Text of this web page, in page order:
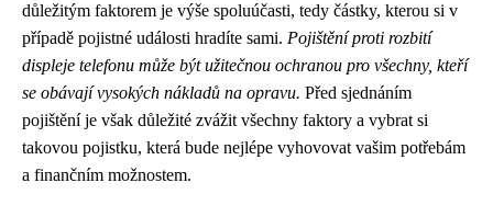
důležitým faktorem je výše spoluúčasti, tedy částky, kterou si v
případě pojistné události hradíte sami. Pojištění proti rozbití
displeje telefonu může být užitečnou ochranou pro všechny, kteří
se obávají vysokých nákladů na opravu. Před sjednáním
pojištění je však důležité zvážit všechny faktory a vybrat si
takovou pojistku, která bude nejlépe vyhovovat vašim potřebám
a finančním možnostem.